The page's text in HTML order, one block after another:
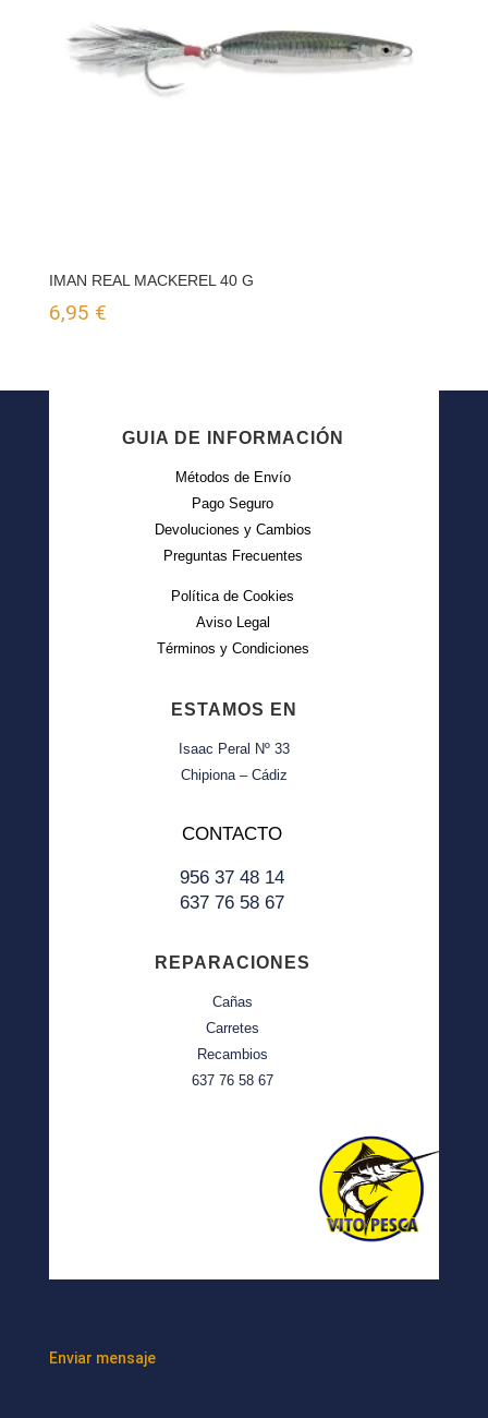
IMAN REAL MACKEREL 40 G
6,95 €
GUIA DE INFORMACIÓN
Métodos de Envío
Pago Seguro
Devoluciones y Cambios
Preguntas Frecuentes
Política de Cookies
Aviso Legal
Términos y Condiciones
ESTAMOS EN
Isaac Peral Nº 33
Chipiona – Cádiz
CONTACTO
956 37 48 14
637 76 58 67
REPARACIONES
Cañas
Carretes
Recambios
637 76 58 67
Enviar mensaje